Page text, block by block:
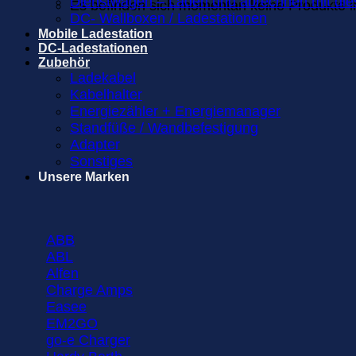
Es befinden sich momentan keine Produkte
DC- Wallboxen / Ladestationen
Mobile Ladestation
DC-Ladestationen
Zubehör
Ladekabel
Kabelhalter
Energiezähler + Energiemanager
Standfüße / Wandbefestigung
Adapter
Sonstiges
Unsere Marken
ABB
ABL
Alfen
Charge Amps
Easee
EM2GO
go-e Charger